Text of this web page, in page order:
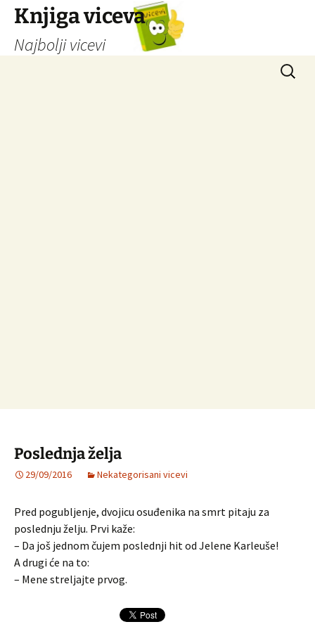
Knjiga viceva
Najbolji vicevi
Poslednja želja
29/09/2016 Nekategorisani vicevi
Pred pogubljenje, dvojicu osuđenika na smrt pitaju za
poslednju želju. Prvi kaže:
– Da još jednom čujem poslednji hit od Jelene Karleuše!
A drugi će na to:
– Mene streljajte prvog.